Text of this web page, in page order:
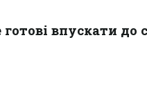
готові впускати до